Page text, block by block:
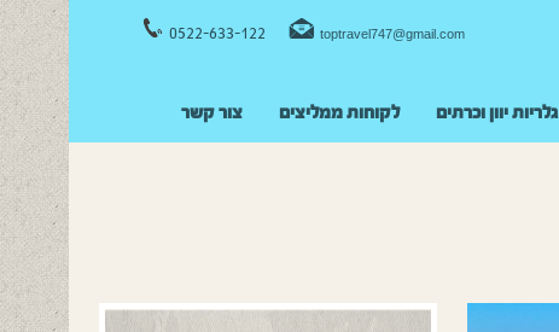
0522-633-122 toptravel747@gmail.com
גלריות יוון וכרתים לקוחות ממליצים צור קשר